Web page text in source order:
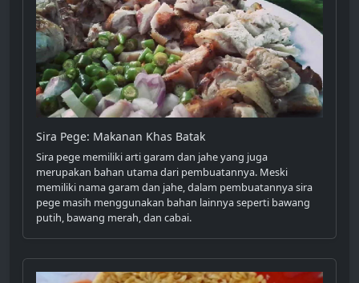
Sira Pege: Makanan Khas Batak
Sira pege memiliki arti garam dan jahe yang juga
merupakan bahan utama dari pembuatannya. Meski
memiliki nama garam dan jahe, dalam pembuatannya sira
pege masih menggunakan bahan lainnya seperti bawang
putih, bawang merah, dan cabai.